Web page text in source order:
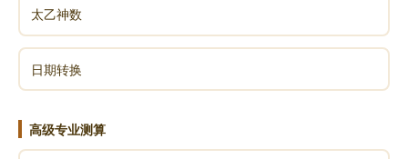
太乙神数
日期转换
高级专业测算